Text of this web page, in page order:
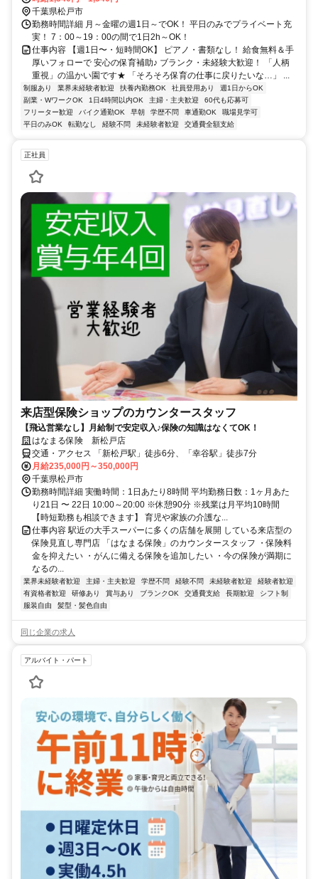
千葉県松戸市
勤務時間詳細 月～金曜の週1日～でOK！ 平日のみでプライベート充
実！ 7：00～19：00の間で1日2h～OK！
仕事内容 【週1日〜・短時間OK】 ピアノ・書類なし！ 給食無料＆手
厚いフォローで 安心の保育補助♪ ブランク・未経験大歓迎！ 「人柄
重視」の温かい園です★ 「そろそろ保育の仕事に戻りたいな…」 ...
制服あり 業界未経験者歓迎 扶養内勤務OK 社員登用あり
週1日からOK
副業・WワークOK
1日4時間以内OK 主婦・主夫歓迎
60代も応募可
フリーター歓迎
バイク通勤OK 早朝 学歴不問 車通勤OK
職場見学可
平日のみOK
転勤なし 経験不問 未経験者歓迎 交通費全額支給
正社員
来店型保険ショップのカウンタースタッフ
【飛込営業なし】月給制で安定収入♪保険の知識はなくてOK！
はなまる保険 新松戸店
交通・アクセス 「新松戸駅」徒歩6分、「幸谷駅」徒歩7分
月給235,000円～350,000円
千葉県松戸市
勤務時間詳細 実働時間：1日あたり8時間 平均勤務日数：1ヶ月あた
り21日 〜 22日 10:00～20:00 ※休憩90分 ※残業は月平均10時間
【時短勤務も相談できます】 育児や家族の介護な...
仕事内容 駅近の大手スーパーに多くの店舗を展開 している来店型の
保険見直し専門店 「はなまる保険」のカウンタースタッフ ・保険料
金を抑えたい ・がんに備える保険を追加したい ・今の保険が満期に
なるの...
業界未経験者歓迎 主婦・主夫歓迎 学歴不問 経験不問 未経験者歓迎
経験者歓迎
有資格者歓迎
研修あり 賞与あり ブランクOK 交通費支給 長期歓迎
シフト制
服装自由
髪型・髪色自由
同じ企業の求人
アルバイト・パート